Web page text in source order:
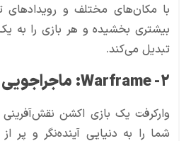
با مکان‌های مختلف و رویدادهای
بیشتری بخشیده و هر بازی را به
تبدیل می‌کند.
2- Warframe
: ماجراجویی
وارکرفت یک بازی اکشن نقش‌آفرینی
شما را به دنیایی آینده‌نگر و پر